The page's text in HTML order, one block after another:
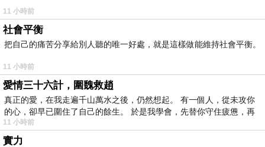
11 小時前
社會平衡
把自己的痛苦分享給別人聽的唯一好處，就是這樣做能維持社會平衡。
11 小時前
愛情三十六計，圍魏救趙
真正的愛，在我走遍千山萬水之後，仍然想起。 有一個人，從未攻你
的心，卻早已圍住了自己的餘生。 於是我學會，先替你守住疲憊，再
11 小時前
實力